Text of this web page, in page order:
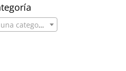
Selecciona una categoría